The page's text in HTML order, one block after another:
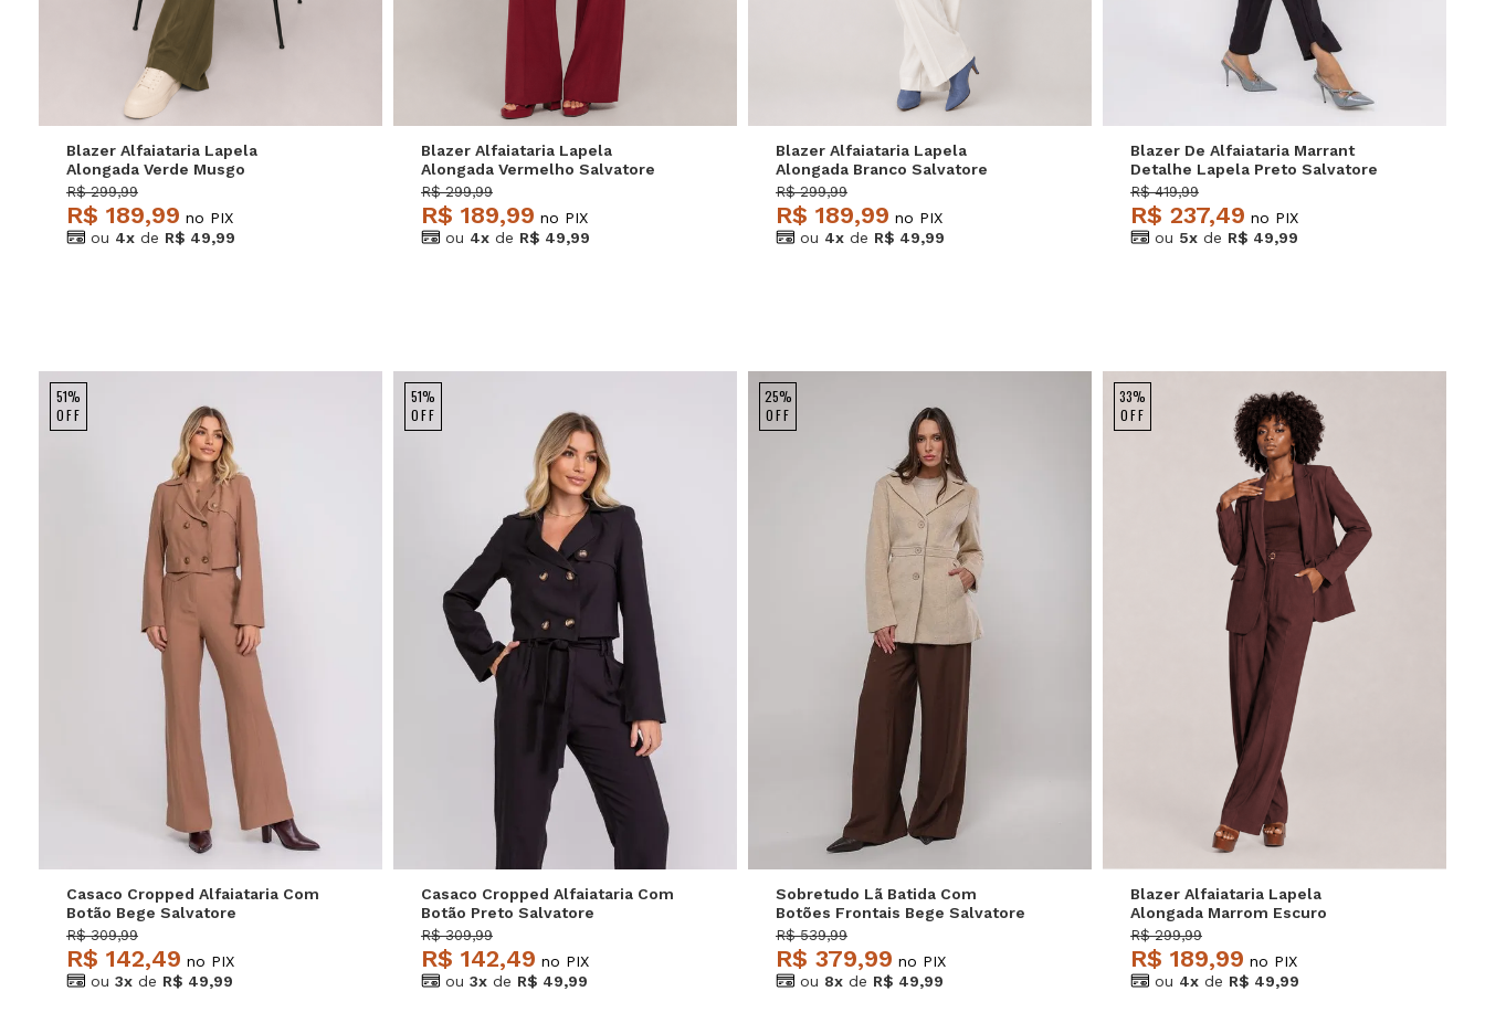
M GG
Blazer Alfaiataria Lapela
Alongada Verde Musgo
Salvatore
R$ 299,99
R$ 189,99 no PIX
ou 4x de R$ 49,99
G
Blazer Alfaiataria Lapela
Alongada Vermelho Salvatore
R$ 299,99
R$ 189,99 no PIX
ou 4x de R$ 49,99
G
Blazer Alfaiataria Lapela
Alongada Branco Salvatore
R$ 299,99
R$ 189,99 no PIX
ou 4x de R$ 49,99
M G
Blazer De Alfaiataria Marrant
Detalhe Lapela Preto Salvatore
R$ 419,99
R$ 237,49 no PIX
ou 5x de R$ 49,99
51%
OFF
G GG
Casaco Cropped Alfaiataria Com
Botão Bege Salvatore
R$ 309,99
R$ 142,49 no PIX
ou 3x de R$ 49,99
51%
OFF
G GG
Casaco Cropped Alfaiataria Com
Botão Preto Salvatore
R$ 309,99
R$ 142,49 no PIX
ou 3x de R$ 49,99
25%
OFF
Sobretudo Lã Batida Com
Botões Frontais Bege Salvatore
R$ 539,99
R$ 379,99 no PIX
ou 8x de R$ 49,99
33%
OFF
M G
Blazer Alfaiataria Lapela
Alongada Marrom Escuro
Salvatore
R$ 299,99
R$ 189,99 no PIX
ou 4x de R$ 49,99